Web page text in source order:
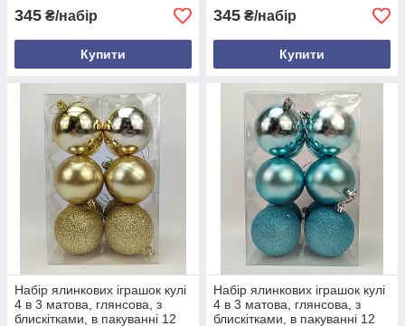
345 ₴/набір
Купити
345 ₴/набір
Купити
Набір ялинкових іграшок кулі
4 в 3 матова, глянсова, з
блискітками, в пакуванні 12
Набір ялинкових іграшок кулі
4 в 3 матова, глянсова, з
блискітками, в пакуванні 12